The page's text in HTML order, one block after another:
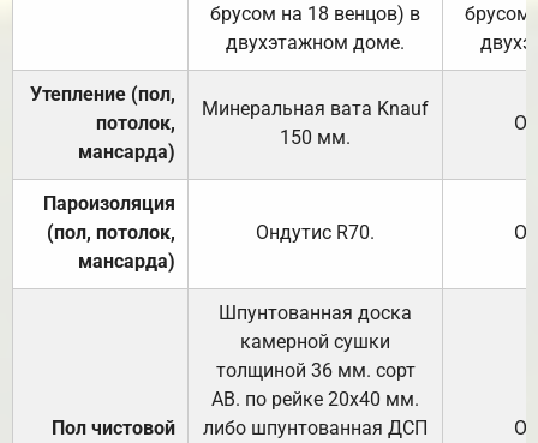
брусом на 18 венцов) в
двухэтажном доме.
брусом
Утепление (пол,
потолок,
мансарда)
Минеральная вата Knauf
150 мм.
Пароизоляция
(пол, потолок,
мансарда)
Ондутис R70.
Пол чистовой
Шпунтованная доска
камерной сушки
толщиной 36 мм. сорт
АВ. по рейке 20х40 мм.
либо шпунтованная ДСП